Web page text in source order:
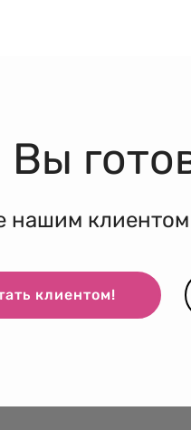
Вы
нашим
клиентом!